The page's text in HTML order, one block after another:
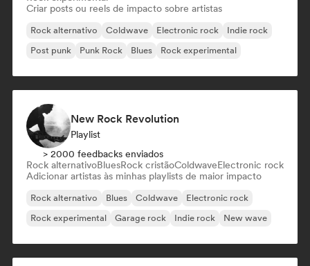
Criar posts ou reels de impacto sobre artistas
Rock alternativo Coldwave Electronic rock
Indie rock
Post punk
Punk Rock Blues Rock experimental
New Rock Revolution
Playlist
> 2000 feedbacks enviados
Rock alternativoBluesRock cristãoColdwaveElectronic rock
Adicionar artistas às minhas playlists de maior impacto
Rock alternativo Blues Coldwave
Electronic rock
Rock experimental
Garage rock Indie rock New wave